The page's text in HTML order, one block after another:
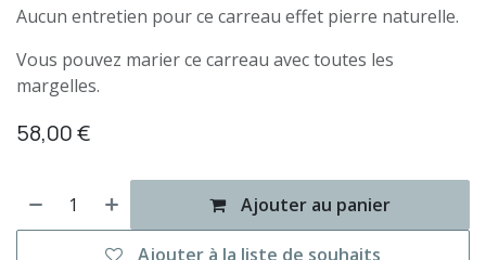
Aucun entretien pour ce carreau effet pierre naturelle.
Vous pouvez marier ce carreau avec toutes les
margelles.
58,00€
Ajouter au panier
Ajouter à la liste de souhaits